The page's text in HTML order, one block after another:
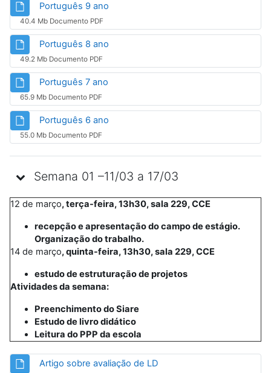
Português 9 ano
40.4 Mb Documento PDF
Português 8 ano
49.2 Mb Documento PDF
Português 7 ano
65.9 Mb Documento PDF
Português 6 ano
55.0 Mb Documento PDF
Semana 01 –11/03 a 17/03
12 de março, terça-feira, 13h30, sala 229, CCE
recepção e apresentação do campo de estágio.
Organização do trabalho.
14 de março, quinta-feira, 13h30, sala 229, CCE
estudo de estruturação de projetos
Atividades da semana:
Preenchimento do Siare
Estudo de livro didático
Leitura do PPP da escola
Artigo sobre avaliação de LD